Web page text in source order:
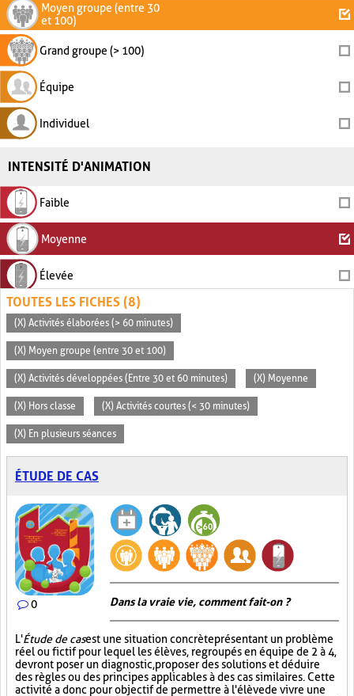
Moyen groupe (entre 30
et 100)
Grand groupe (> 100)
Équipe
Individuel
INTENSITÉ D'ANIMATION
Faible
Moyenne
Élevée
TOUTES LES FICHES (8)
(X) Activités élaborées (> 60 minutes)
(X) Moyen groupe (entre 30 et 100)
(X) Activités développées (Entre 30 et 60 minutes) (X) Moyenne
(X) Hors classe (X) Activités courtes (< 30 minutes)
(X) En plusieurs séances
ÉTUDE DE CAS
0 Dans la vraie vie, comment fait-on ?
L'Étude de casest une situation concrète présentant un problème
réel ou fictif pour lequel les élèves, regroupés en équipe de 2 à 4,
devront poser un diagnostic, proposer des solutions et déduire
des règles ou des principes applicables à des cas similaires. Cette
activité a donc pour objectif de permettre à l'élève de vivre une